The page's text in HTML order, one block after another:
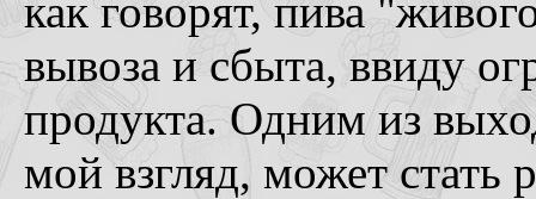
как говорят, пива
вывоза и сбыта, ввиду
продукта. Одним из
мой взгляд, может стать